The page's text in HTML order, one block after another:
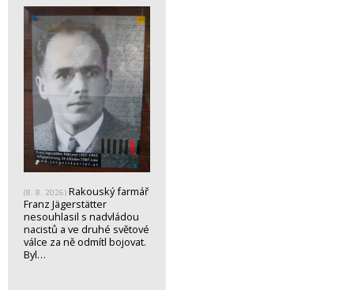
(8. 8. 2026) Rakouský farmář
Franz Jägerstätter
nesouhlasil s nadvládou
nacistů a ve druhé světové
válce za ně odmítl bojovat.
Byl…